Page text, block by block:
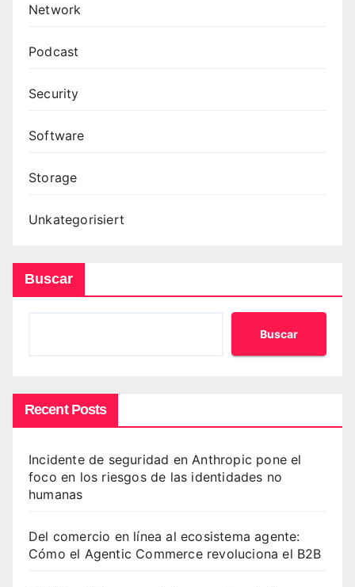
Network
Podcast
Security
Software
Storage
Unkategorisiert
Buscar
Buscar
Recent Posts
Incidente de seguridad en Anthropic pone el
foco en los riesgos de las identidades no
humanas
Del comercio en línea al ecosistema agente:
Cómo el Agentic Commerce revoluciona el B2B